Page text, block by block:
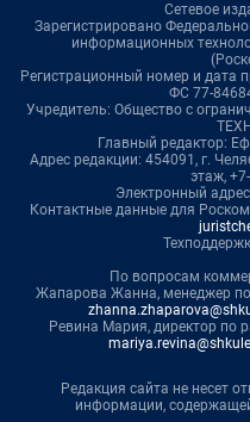
Сетевое
Зарегистрировано
информационных
Регистрационный номер и дата
ФС 77-
Учредитель: Общество с
Главный редактор:
Адрес редакции: 454091, г.
этаж,
Электронный
Контактные данные для
По вопросам
Жапарова Жанна, менеджер
Ревина Мария, директор по
Редакция сайта не несет
информации,